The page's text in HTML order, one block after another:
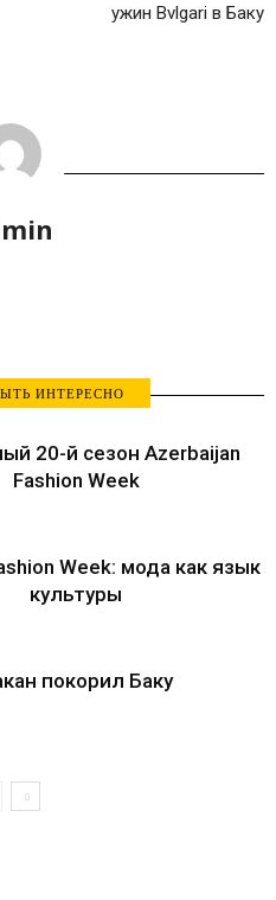
ужин Bvlgari в Баку
ИНТЕРЕСНО
20-й сезон Azerbaijan
Fashion Week
Week: мода как язык
культуры
покорил Баку